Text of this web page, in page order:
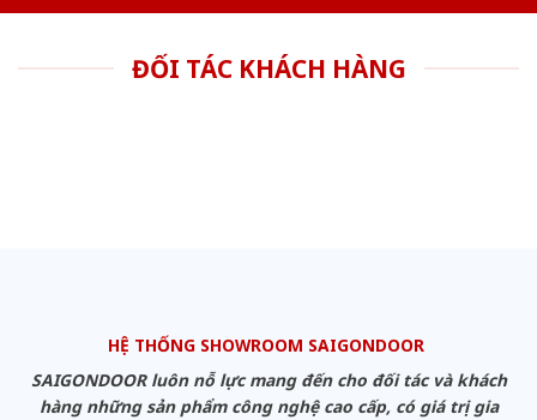
ĐỐI TÁC KHÁCH HÀNG
HỆ THỐNG SHOWROOM SAIGONDOOR
SAIGONDOOR luôn nỗ lực mang đến cho đối tác và khách
hàng những sản phẩm công nghệ cao cấp, có giá trị gia